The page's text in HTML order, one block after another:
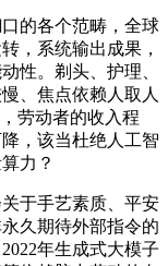
的各个范畴，全球
，系统输出成果，
性。剃头、护理、
、焦点依赖人取人
劳动者的收入程
，该当杜绝人工智
力？
于手艺素质、平安
久期待外部指令的
年生成式大模子